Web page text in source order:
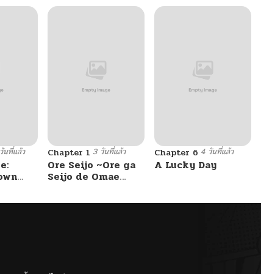
นที่แล้ว Chapter 1 3 วันที่แล้ว
Ore Seijo ~Ore ga
Seijo de Omae
Saikyou Tag
Chapter 6 4 วันที่แล้ว
A Lucky Day